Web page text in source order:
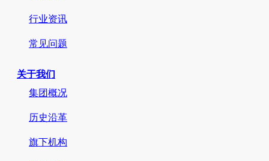
行业资讯
常见问题
关于我们
集团概况
历史沿革
旗下机构